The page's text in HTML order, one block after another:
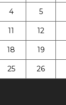
4 5
11 12
18 19
25 26